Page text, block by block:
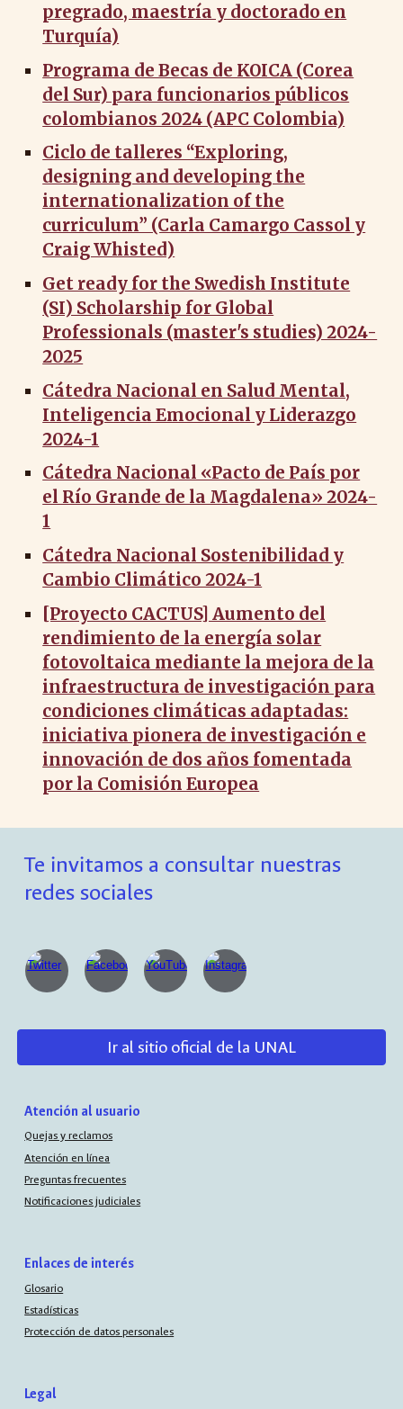
pregrado, maestría y doctorado en
Turquía)
Programa de Becas de KOICA (Corea
del Sur) para funcionarios públicos
colombianos 2024 (APC Colombia)
Ciclo de talleres “Exploring,
designing and developing the
internationalization of the
curriculum” (Carla Camargo Cassol y
Craig Whisted)
Get ready for the Swedish Institute
(SI) Scholarship for Global
Professionals (master's studies) 2024-
2025
Cátedra Nacional en Salud Mental,
Inteligencia Emocional y Liderazgo
2024-1
Cátedra Nacional «Pacto de País por
el Río Grande de la Magdalena» 2024-
1
Cátedra Nacional Sostenibilidad y
Cambio Climático 2024-1
[Proyecto CACTUS] Aumento del
rendimiento de la energía solar
fotovoltaica mediante la mejora de la
infraestructura de investigación para
condiciones climáticas adaptadas:
iniciativa pionera de investigación e
innovación de dos años fomentada
por la Comisión Europea
Te invitamos a consultar nuestras
redes sociales
Ir al sitio oficial de la UNAL
Atención al usuario
Quejas y reclamos
Atención en línea
Preguntas frecuentes
Notificaciones judiciales
Enlaces de interés
Glosario
Estadísticas
Protección de datos personales
Legal